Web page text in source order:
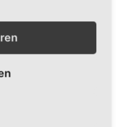
Veranstaltungen